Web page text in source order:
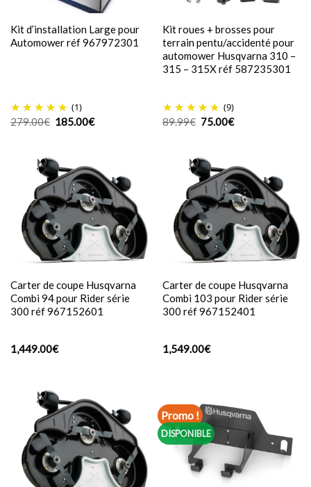
Kit d’installation Large pour
Automower réf 967972301
(1)
279.00€ Le
prix
185.00€Le
prix
Kit roues + brosses pour
terrain pentu/accidenté pour
automower Husqvarna 310 –
315 – 315X réf 587235301
(9)
89.99€ Le
prix
89.99€.
75.00€Le
prix
Carter de coupe Husqvarna
Combi 94 pour Rider série
300 réf 967152601
1,449.00€
Carter de coupe Husqvarna
Combi 103 pour Rider série
300 réf 967152401
1,549.00€
Promo !
DISPONIBLE